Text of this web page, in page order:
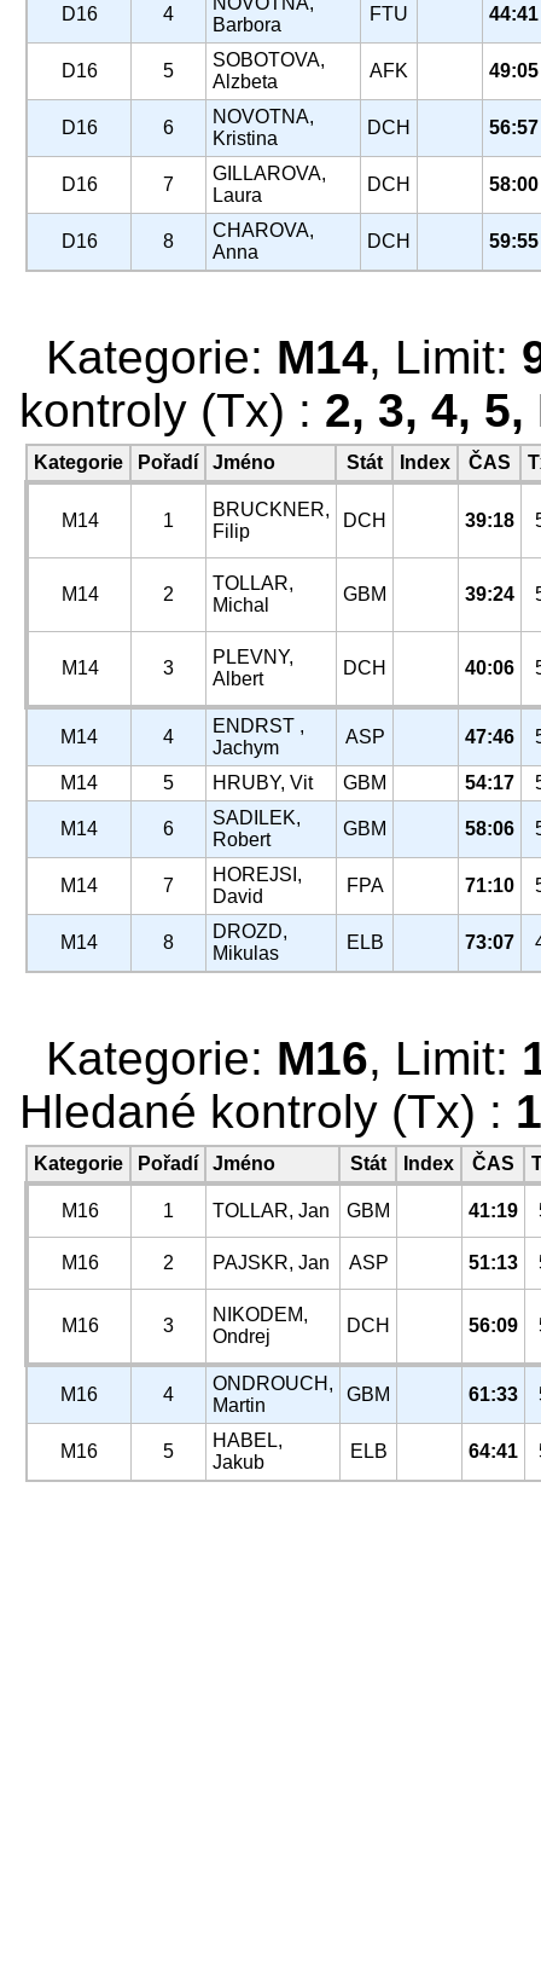
D16 4
Barbora
FTU 44:41
D16 5
SOBOTOVA,
Alzbeta
AFK 49:05
D16 6
NOVOTNA,
Kristina
DCH 56:57
D16 7
GILLAROVA,
Laura
DCH 58:00
D16 8
CHAROVA,
Anna
DCH 59:55
Kategorie: M14, Limit:
kontroly (Tx) : 2, 3, 4, 5,
Kategorie Pořadí Jméno Stát Index ČAS
M14 1
BRUCKNER,
Filip
DCH 39:18
M14 2
TOLLAR,
Michal
GBM 39:24
M14 3
PLEVNY,
Albert
DCH 40:06
M14 4
ENDRST ,
Jachym
ASP 47:46
M14 5 HRUBY, Vit GBM 54:17
M14 6
SADILEK,
Robert
GBM 58:06
M14 7
HOREJSI,
David
FPA 71:10
M14 8
DROZD,
Mikulas
ELB 73:07
Kategorie: M16, Limit:
Hledané kontroly (Tx) :
Kategorie Pořadí Jméno Stát Index ČAS
M16 1 TOLLAR, Jan GBM 41:19
M16 2 PAJSKR, Jan ASP 51:13
M16 3
NIKODEM,
Ondrej
DCH 56:09
M16 4
ONDROUCH,
Martin
GBM 61:33
M16 5
HABEL,
Jakub
ELB 64:41